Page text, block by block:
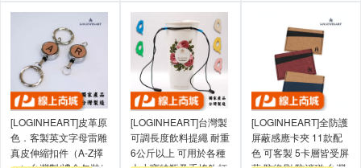
[LOGINHEART]皮革原
色．客製英文字母雷雕
真皮伸縮扣件（A-Z擇
[LOGINHEART]台灣製
可調長度飲料提繩 耐重
6公斤以上 可用於各種
[LOGINHEART]全防護
屏蔽感應卡夾 11款配
色 可客製 5卡層皆受屏